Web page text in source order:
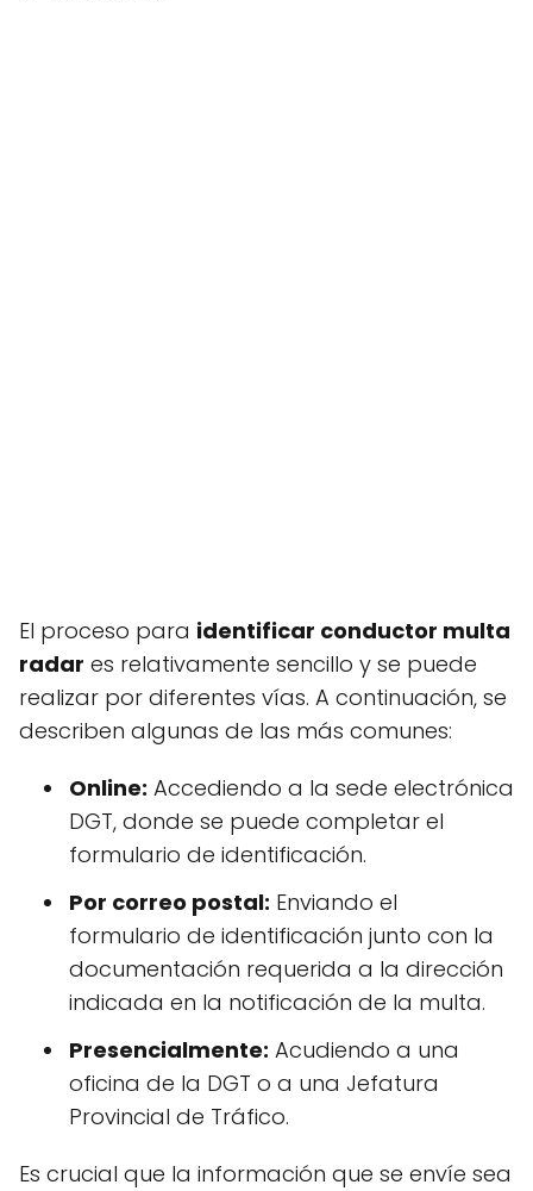
El proceso para identificar conductor multa
radar es relativamente sencillo y se puede
realizar por diferentes vías. A continuación, se
describen algunas de las más comunes:
Online: Accediendo a la sede electrónica
DGT, donde se puede completar el
formulario de identificación.
Por correo postal: Enviando el
formulario de identificación junto con la
documentación requerida a la dirección
indicada en la notificación de la multa.
Presencialmente: Acudiendo a una
oficina de la DGT o a una Jefatura
Provincial de Tráfico.
Es crucial que la información que se envíe sea